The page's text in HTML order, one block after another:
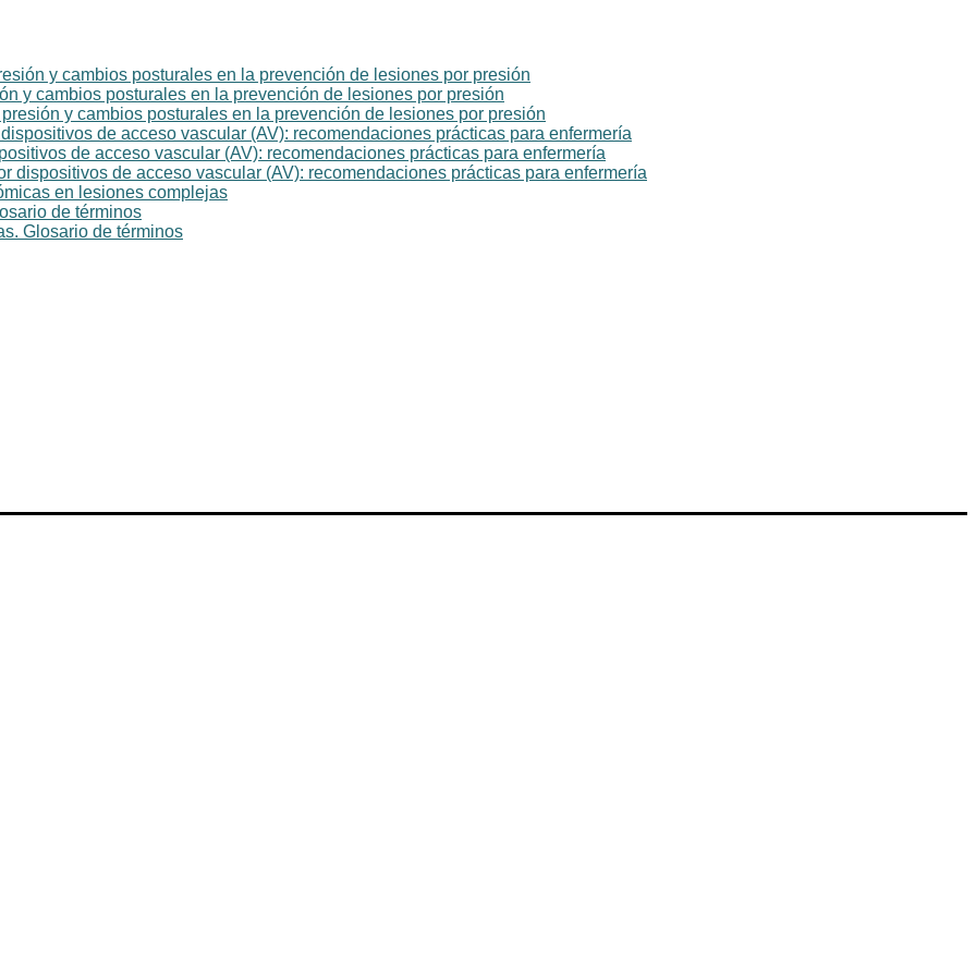
y cambios posturales en la prevención de lesiones por presión
y cambios posturales en la prevención de lesiones por presión
y cambios posturales en la prevención de lesiones por presión
de acceso vascular (AV): recomendaciones prácticas para enfermería
de acceso vascular (AV): recomendaciones prácticas para enfermería
dispositivos de acceso vascular (AV): recomendaciones prácticas para enfermería
en lesiones complejas
de términos
Glosario de términos